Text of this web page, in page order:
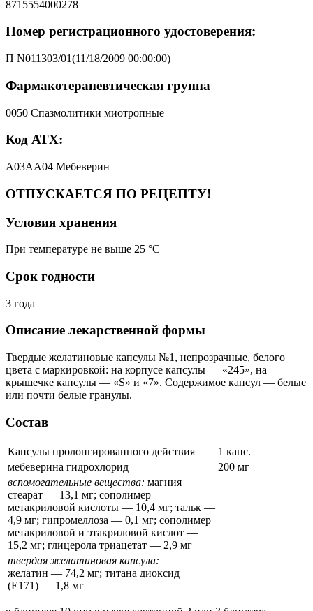
8715554000278
Номер регистрационного удостоверения:
П N011303/01(11/18/2009 00:00:00)
Фармакотерапевтическая группа
0050 Спазмолитики миотропные
Код АТХ:
A03AA04 Мебеверин
ОТПУСКАЕТСЯ ПО РЕЦЕПТУ!
Условия хранения
При температуре не выше 25 °C
Срок годности
3 года
Описание лекарственной формы
Твердые желатиновые капсулы №1, непрозрачные, белого
цвета с маркировкой: на корпусе капсулы — «245», на
крышечке капсулы — «S» и «7». Содержимое капсул — белые
или почти белые гранулы.
Состав
Капсулы пролонгированного действия
1 капс.
мебеверина гидрохлорид
200 мг
вспомогательные вещества: магния
стеарат — 13,1 мг; сополимер
метакриловой кислоты — 10,4 мг; тальк —
4,9 мг; гипромеллоза — 0,1 мг; сополимер
метакриловой и этакриловой кислот —
15,2 мг; глицерола триацетат — 2,9 мг
твердая желатиновая капсула:
желатин — 74,2 мг; титана диоксид
(Е171) — 1,8 мг